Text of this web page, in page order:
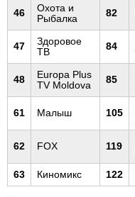
46
Охота и
Рыбалка
82
47
Здоровое
ТВ
84
48
Europa Plus
TV Moldova
85
61 Малыш 105
62 FOX 119
63 Киномикс 122